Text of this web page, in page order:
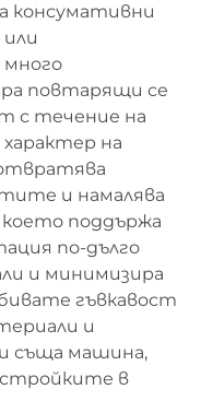
консумативни
повтарящи се
с течение на
на
и намалява
което поддържа
по-дълго
и минимизира
гъвкавост
и
и съща машина,
в